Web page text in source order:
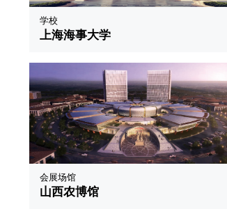
学校
上海海事大学
会展场馆
山西农博馆